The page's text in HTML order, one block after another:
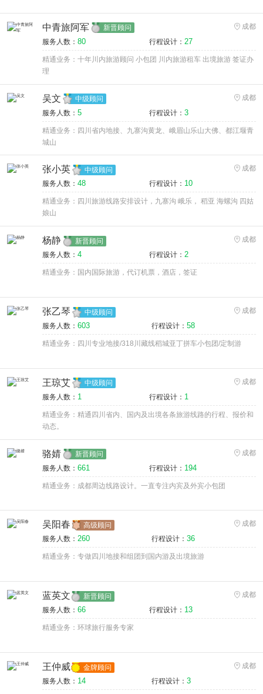
中青旅阿军 新晋顾问
成都
服务人数： 80 行程设计： 27
精通业务：十年川内旅游顾问 小包团 川内旅游租车 出境旅游 签证办
理
吴文 中级顾问
成都
服务人数： 5 行程设计： 3
精通业务：四川省内地接、九寨沟黄龙、峨眉山乐山大佛、都江堰青
城山
张小英 中级顾问
成都
服务人数： 48 行程设计： 10
精通业务：四川旅游线路安排设计，九寨沟 峨乐， 稻亚 海螺沟 四姑
娘山
杨静 新晋顾问
成都
服务人数： 4 行程设计： 2
精通业务：国内国际旅游，代订机票，酒店，签证
张乙琴 中级顾问
成都
服务人数： 603 行程设计： 58
精通业务：四川专业地接/318川藏线稻城亚丁拼车小包团/定制游
王琼艾 中级顾问
成都
服务人数： 1 行程设计： 1
精通业务：精通四川省内、国内及出境各条旅游线路的行程、报价和
动态。
骆婧 新晋顾问
成都
服务人数： 661 行程设计： 194
精通业务：成都周边线路设计。一直专注内宾及外宾小包团
吴阳春 高级顾问
成都
服务人数： 260 行程设计： 36
精通业务：专做四川地接和组团到国内游及出境旅游
蓝英文 新晋顾问
成都
服务人数： 66 行程设计： 13
精通业务：环球旅行服务专家
王仲威 金牌顾问
成都
服务人数： 14 行程设计： 3